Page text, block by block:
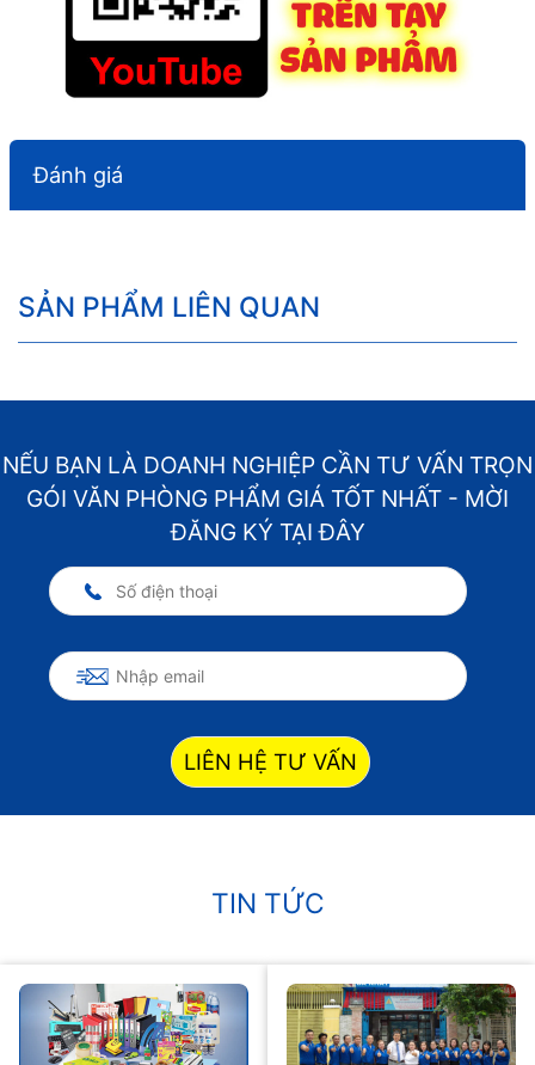
Đánh giá
SẢN PHẨM LIÊN QUAN
NẾU BẠN LÀ DOANH NGHIỆP CẦN TƯ VẤN TRỌN
GÓI VĂN PHÒNG PHẨM GIÁ TỐT NHẤT - MỜI
ĐĂNG KÝ TẠI ĐÂY
LIÊN HỆ TƯ VẤN
TIN TỨC